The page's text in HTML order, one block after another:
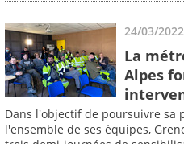
24/03/2022
La
Alpes
Dans l'objectif de poursuivre sa
l'ensemble de ses équipes,